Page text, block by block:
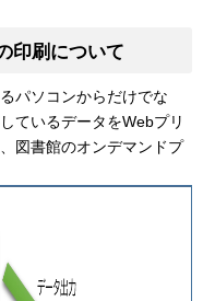
印刷について
パソコンからだけでな
ているデータをWebプリ
図書館のオンデマンドプ